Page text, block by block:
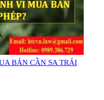
BÁN CẦN SA TRÁI